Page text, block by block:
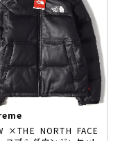
×THE NORTH FACE